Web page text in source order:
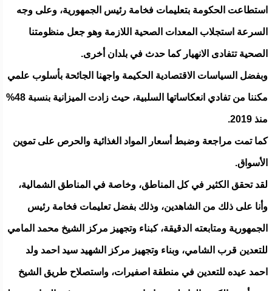
استطاعت الحكومة بتعليمات فخامة رئيس الجمهورية، وعلى وجه
السرعة استجلاب المعدات الصحية اللازمة وهو جعل منظومتنا
الصحية تتفادى الانهيار كما حدث في بلدان أخرى.
وبفضل السياسات الاقتصادية الحكيمة واجهنا الجائحة بأسلوب علمي
مكننا من تفادي انعكاساتها السلبية، حيث زادت الميزانية بنسبة 48%
منذ 2019.
كما تمت مراجعة وضبط أسعار المواد الغذائية والحرص على تموين
الأسواق.
لقد تحقق الكثير في كل المناطق، وخاصة في المناطق الشمالية،
وأنا على ذلك من الشاهدين، وذلك بفضل تعليمات فخامة رئيس
الجمهورية ومتابعته الدقيقة، كبناء وتجهيز مركز الشيخ محمد المامي
للتعدين قرب الشامي، وبناء وتجهيز مركز الشهيد سيد احمد ولد
احمد عيده للتعدين في منطقة اصفيرات، واستصلاح طريق الشيخ